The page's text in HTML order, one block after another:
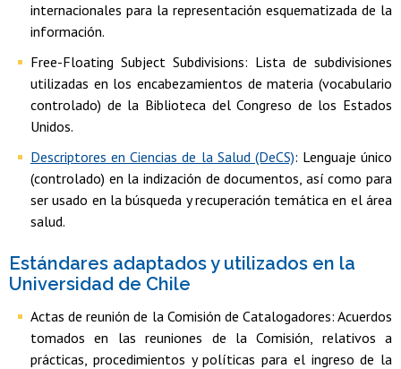
internacionales para la representación esquematizada de la
información.
Free-Floating Subject Subdivisions: Lista de subdivisiones
utilizadas en los encabezamientos de materia (vocabulario
controlado) de la Biblioteca del Congreso de los Estados
Unidos.
Descriptores en Ciencias de la Salud (DeCS): Lenguaje único
(controlado) en la indización de documentos, así como para
ser usado en la búsqueda y recuperación temática en el área
salud.
Estándares adaptados y utilizados en la
Universidad de Chile
Actas de reunión de la Comisión de Catalogadores: Acuerdos
tomados en las reuniones de la Comisión, relativos a
prácticas, procedimientos y políticas para el ingreso de la